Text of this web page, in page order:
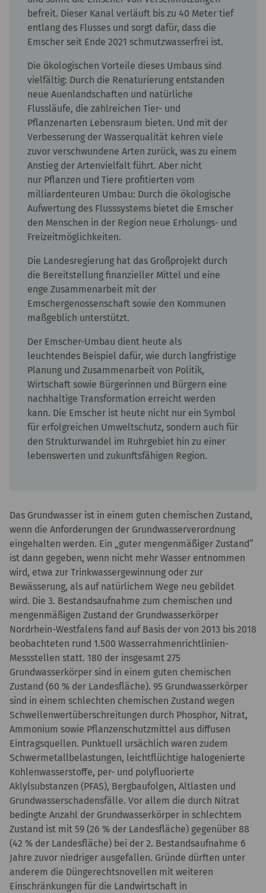
befreit. Dieser Kanal verläuft bis zu 40 Meter tief
entlang des Flusses und sorgt dafür, dass die
Emscher seit Ende 2021 schmutzwasserfrei ist.
Die ökologischen Vorteile dieses Umbaus sind
vielfältig: Durch die Renaturierung entstanden
neue Auenlandschaften und natürliche
Flussläufe, die zahlreichen Tier- und
Pflanzenarten Lebensraum bieten. Und mit der
Verbesserung der Wasserqualität kehren viele
zuvor verschwundene Arten zurück, was zu einem
Anstieg der Artenvielfalt führt. Aber nicht
nur Pflanzen und Tiere profitierten vom
milliardenteuren Umbau: Durch die ökologische
Aufwertung des Flusssystems bietet die Emscher
den Menschen in der Region neue Erholungs- und
Freizeitmöglichkeiten.
Die Landesregierung hat das Großprojekt durch
die Bereitstellung finanzieller Mittel und eine
enge Zusammenarbeit mit der
Emschergenossenschaft sowie den Kommunen
maßgeblich unterstützt.
Der Emscher-Umbau dient heute als
leuchtendes Beispiel dafür, wie durch langfristige
Planung und Zusammenarbeit von Politik,
Wirtschaft sowie Bürgerinnen und Bürgern eine
nachhaltige Transformation erreicht werden
kann. Die Emscher ist heute nicht nur ein Symbol
für erfolgreichen Umweltschutz, sondern auch für
den Strukturwandel im Ruhrgebiet hin zu einer
lebenswerten und zukunftsfähigen Region.
Das Grundwasser ist in einem guten chemischen Zustand,
wenn die Anforderungen der Grundwasserverordnung
eingehalten werden. Ein „guter mengenmäßiger Zustand“
ist dann gegeben, wenn nicht mehr Wasser entnommen
wird, etwa zur Trinkwassergewinnung oder zur
Bewässerung, als auf natürlichem Wege neu gebildet
wird. Die 3. Bestandsaufnahme zum chemischen und
mengenmäßigen Zustand der Grundwasserkörper
Nordrhein-Westfalens fand auf Basis der von 2013 bis 2018
beobachteten rund 1.500 Wasserrahmenrichtlinien-
Messstellen statt. 180 der insgesamt 275
Grundwasserkörper sind in einem guten chemischen
Zustand (60 % der Landesfläche). 95 Grundwasserkörper
sind in einem schlechten chemischen Zustand wegen
Schwellenwertüberschreitungen durch Phosphor, Nitrat,
Ammonium sowie Pflanzenschutzmittel aus diffusen
Eintragsquellen. Punktuell ursächlich waren zudem
Schwermetallbelastungen, leichtflüchtige halogenierte
Kohlenwasserstoffe, per- und polyfluorierte
Aklylsubstanzen (PFAS), Bergbaufolgen, Altlasten und
Grundwasserschadensfälle. Vor allem die durch Nitrat
bedingte Anzahl der Grundwasserkörper in schlechtem
Zustand ist mit 59 (26 % der Landesfläche) gegenüber 88
(42 % der Landesfläche) bei der 2. Bestandsaufnahme 6
Jahre zuvor niedriger ausgefallen. Gründe dürften unter
anderem die Düngerechtsnovellen mit weiteren
Einschränkungen für die Landwirtschaft in